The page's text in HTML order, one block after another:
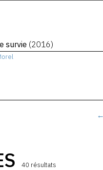
survie (2016)
←
40 résultats